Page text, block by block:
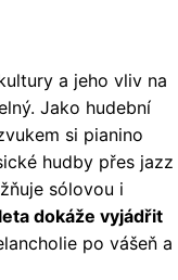
a jeho vliv na
Jako hudební
si pianino
hudby přes jazz
sólovou i
dokáže vyjádřit
po vášeň a